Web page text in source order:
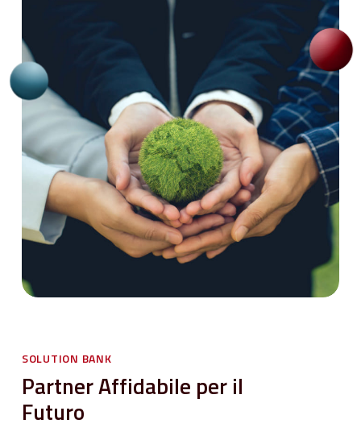
SOLUTION BANK
PartnerAffidabile peril
Futuro